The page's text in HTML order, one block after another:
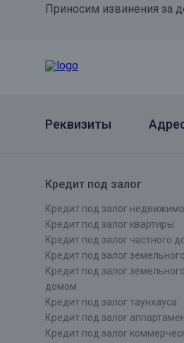
Валютный плюс
Регистрация в ЕБС
Мобильное приложение
Все сервисы
Приносим извинения за
Реквизиты
Кредит под залог
Кредит под залог
Кредит под залог квартиры
Кредит под залог частного
Кредит под залог
Кредит под залог
домом
Кредит под залог таунхауса
Кредит под залог
Кредит под залог